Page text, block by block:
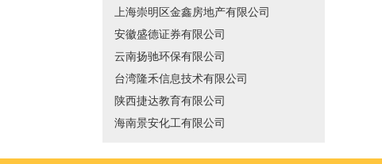
上海崇明区金鑫房地产有限公司
安徽盛德证券有限公司
云南扬驰环保有限公司
台湾隆禾信息技术有限公司
陕西捷达教育有限公司
海南景安化工有限公司